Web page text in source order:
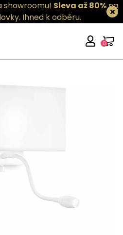
showroomu! Sleva až 80%na
Ihned k odběru.
0